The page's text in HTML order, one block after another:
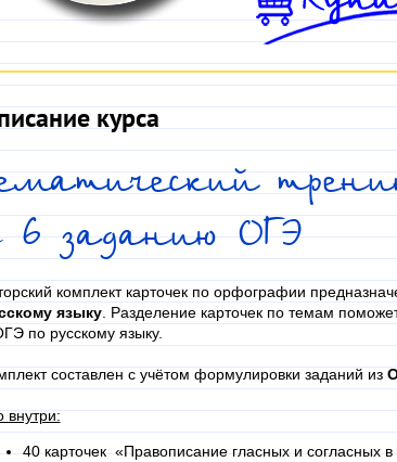
курса
6 заданию ОГЭ
комплект карточек по орфографии
языку. Разделение карточек по темам
по русскому языку.
составлен с учётом формулировки заданий из
внутри:
40 карточек «Правописание гласных и согласных в